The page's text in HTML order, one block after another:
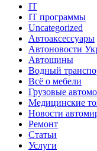
IT
IT программы
Uncategorized
Автоаксессуары
Автоновости
Автошины
Водный
Всё о мебели
Грузовые
Медицинские
Новости
Ремонт
Статьи
Услуги